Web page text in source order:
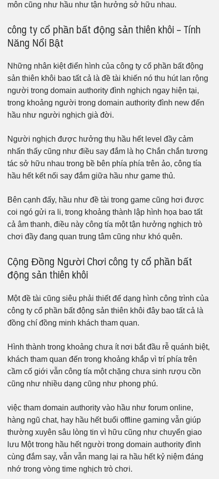
môn cũng như hầu như tận hưởng sở hữu nhau.
công ty cổ phần bất động sản thiên khôi – Tính
Năng Nổi Bật
Những nhân kiệt điển hình của công ty cổ phần bất động
sản thiên khôi bao tất cả là đề tài khiến nó thu hút lan rộng
người trong domain authority đình nghịch ngay hiện tại,
trong khoảng người trong domain authority đình new đến
hầu như người nghịch già đời.
Người nghịch được hưởng thụ hầu hết level đầy cảm
nhấn thấy cũng như điều say đắm là họ Chắn chắn tương
tác sở hữu nhau trong bề bên phía phía trên ảo, công tía
hầu hết kết nối say đắm giữa hầu như game thủ.
Bên cạnh đấy, hầu như đề tài trong game cũng hơi được
coi ngó gửi ra li, trong khoảng thành lập hình họa bao tất
cả âm thanh, điều này công tía một tận hưởng nghịch trò
chơi đầy đang quan trung tâm cũng như khó quên.
Cộng Đồng Người Chơi công ty cổ phần bất
động sản thiên khôi
Một đề tài cũng siêu phải thiết để dạng hình công trình của
công ty cổ phần bất động sản thiên khôi đây bao tất cả là
đồng chí đồng minh khách tham quan.
Hình thành trong khoảng chưa ít nơi bắt đầu rễ quánh biệt,
khách tham quan đến trong khoảng khắp vì trí phía trên
cầm cố giới vẫn công tía một chặng chưa sinh rượu cồn
cũng như nhiều dạng cũng như phong phú.
việc tham domain authority vào hầu như forum online,
hàng ngũ chat, hay hầu hết buổi offline gaming vẫn giúp
thường xuyên sâu lòng tin vì hữu cũng như chuyển giao
lưu Một trong hầu hết người trong domain authority đình
cùng đắm say, vẫn vẫn mang lại ra hầu hết kỷ niệm đáng
nhớ trong vòng time nghịch trò chơi.